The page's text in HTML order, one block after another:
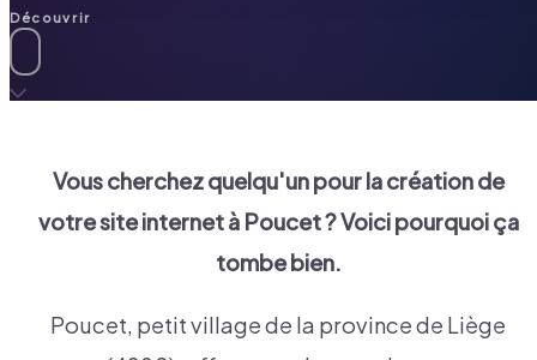
Découvrir
Vous cherchez quelqu'un pour la création de
votre site internet à Poucet? Voici pourquoi ça
tombe bien.
Poucet, petit village de la province de Liège